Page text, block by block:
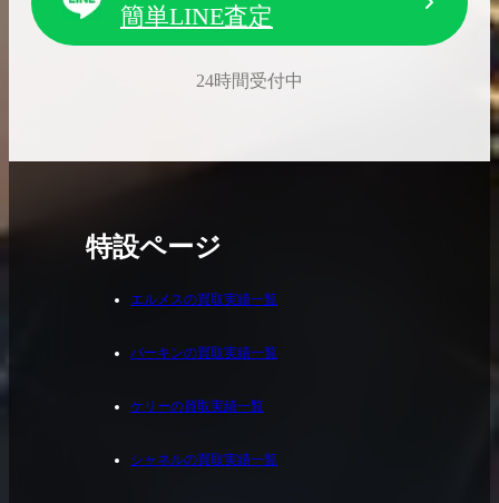
簡単LINE査定
24時間受付中
特設ページ
エルメスの買取実績一覧
バーキンの買取実績一覧
ケリーの買取実績一覧
シャネルの買取実績一覧